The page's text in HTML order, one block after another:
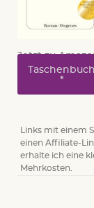
Jetzt zu
Taschenbuch
Links mit einem
einen Affiliate-
erhalte ich eine
Mehrkosten.